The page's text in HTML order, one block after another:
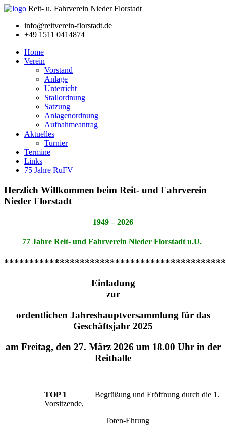
Reit- u. Fahrverein Nieder Florstadt
info@reitverein-florstadt.de
+49 1511 0414874
Home
Verein
Vorstand
Anlage
Unterricht
Stallordnung
Satzung
Anlagenordnung
Aufnahmeantrag
Aktuelles
Turnier
Termine
Links
75 Jahre RuFV
Herzlich Willkommen beim Reit- und Fahrverein
Nieder Florstadt
1949 – 2026
77 Jahre Reit- und Fahrverein Nieder Florstadt u.U.
Einladung
zur
ordentlichen Jahreshauptversammlung für das
Geschäftsjahr 2025
am Freitag, den 27. März 2026 um 18.00 Uhr in der
Reithalle
TOP 1 Begrüßung und Eröffnung durch die 1.
Vorsitzende,
Toten-Ehrung